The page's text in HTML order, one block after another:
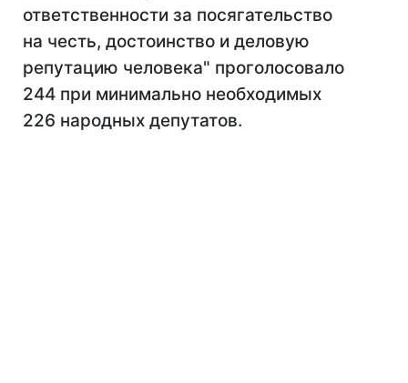
ответственности за посягательство
на честь, достоинство и деловую
репутацию человека" проголосовало
244 при минимально необходимых
226 народных депутатов.